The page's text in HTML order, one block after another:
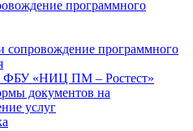
программного
сопровождение программного
ФБУ «НИЦ ПМ – Ростест»
документов на
услуг